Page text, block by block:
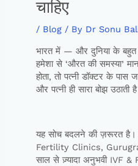
चाहिए
/ Blog/ By Dr Sonu
भारत में — और दुनिया के
हमेशा से ‘औरत की समस्या’
होता, तो पत्नी डॉक्टर के पास
और पत्नी ही सारा बोझ उठाती
यह सोच बदलने की ज़रूरत
Fertility Clinics,
साल से ज़्यादा अनुभवी IVF